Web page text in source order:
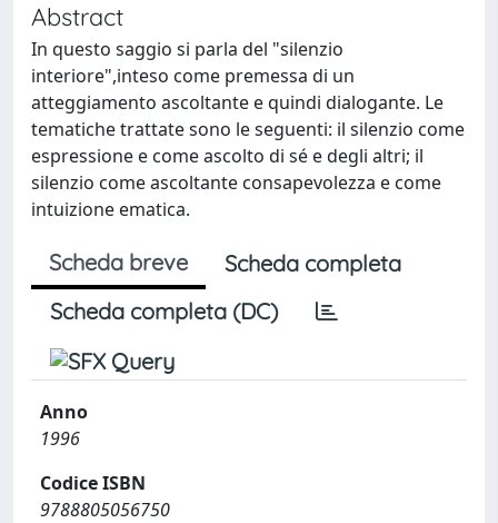
Abstract
In questo saggio si parla del "silenzio
interiore",inteso come premessa di un
atteggiamento ascoltante e quindi dialogante. Le
tematiche trattate sono le seguenti: il silenzio come
espressione e come ascolto di sé e degli altri; il
silenzio come ascoltante consapevolezza e come
intuizione ematica.
Scheda breve
Scheda completa
Scheda completa (DC)
Anno
1996
Codice ISBN
9788805056750